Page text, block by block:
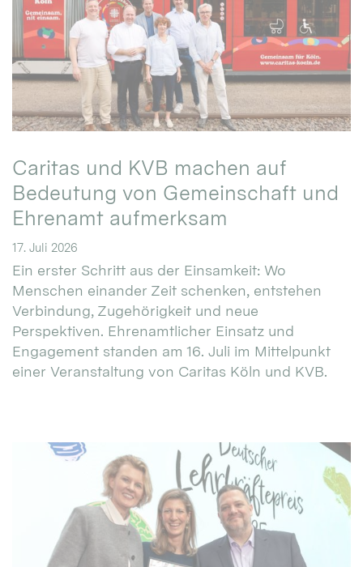
Caritas und KVB machen auf
Bedeutung von Gemeinschaft und
Ehrenamt aufmerksam
17. Juli 2026
Ein erster Schritt aus der Einsamkeit: Wo
Menschen einander Zeit schenken, entstehen
Verbindung, Zugehörigkeit und neue
Perspektiven. Ehrenamtlicher Einsatz und
Engagement standen am 16. Juli im Mittelpunkt
einer Veranstaltung von Caritas Köln und KVB.